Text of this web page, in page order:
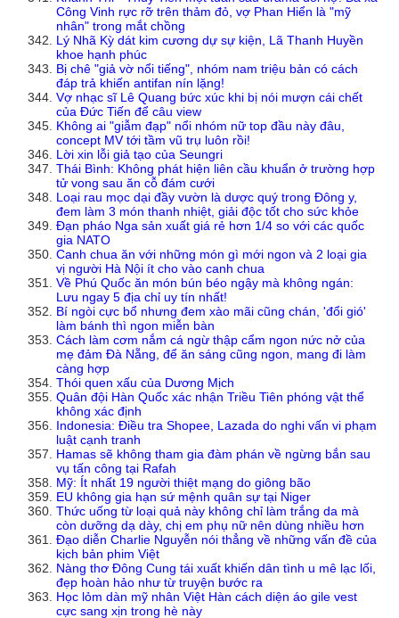
Công Vinh rực rỡ trên thảm đỏ, vợ Phan Hiển là "mỹ
nhân" trong mắt chồng
Lý Nhã Kỳ dát kim cương dự sự kiện, Lã Thanh Huyền
khoe hạnh phúc
Bị chê "giả vờ nổi tiếng", nhóm nam triệu bản có cách
đáp trả khiến antifan nín lặng!
Vợ nhạc sĩ Lê Quang bức xúc khi bị nói mượn cái chết
của Đức Tiến để câu view
Không ai "giẫm đạp" nổi nhóm nữ top đầu này đâu,
concept MV tới tầm vũ trụ luôn rồi!
Lời xin lỗi giả tạo của Seungri
Thái Bình: Không phát hiện liên cầu khuẩn ở trường hợp
tử vong sau ăn cỗ đám cưới
Loại rau mọc dại đầy vườn là dược quý trong Đông y,
đem làm 3 món thanh nhiệt, giải độc tốt cho sức khỏe
Đạn pháo Nga sản xuất giá rẻ hơn 1/4 so với các quốc
gia NATO
Canh chua ăn với những món gì mới ngon và 2 loại gia
vị người Hà Nội ít cho vào canh chua
Về Phú Quốc ăn món bún béo ngậy mà không ngán:
Lưu ngay 5 địa chỉ uy tín nhất!
Bí ngòi cực bổ nhưng đem xào mãi cũng chán, 'đổi gió'
làm bánh thì ngon miễn bàn
Cách làm cơm nắm cá ngừ thập cẩm ngon nức nở của
mẹ đảm Đà Nẵng, để ăn sáng cũng ngon, mang đi làm
càng hợp
Thói quen xấu của Dương Mịch
Quân đội Hàn Quốc xác nhận Triều Tiên phóng vật thể
không xác định
Indonesia: Điều tra Shopee, Lazada do nghi vấn vi phạm
luật cạnh tranh
Hamas sẽ không tham gia đàm phán về ngừng bắn sau
vụ tấn công tại Rafah
Mỹ: Ít nhất 19 người thiệt mạng do giông bão
EU không gia hạn sứ mệnh quân sự tại Niger
Thức uống từ loại quả này không chỉ làm trắng da mà
còn dưỡng dạ dày, chị em phụ nữ nên dùng nhiều hơn
Đạo diễn Charlie Nguyễn nói thẳng về những vấn đề của
kịch bản phim Việt
Nàng thơ Đông Cung tái xuất khiến dân tình u mê lạc lối,
đẹp hoàn hảo như từ truyện bước ra
Học lỏm dàn mỹ nhân Việt Hàn cách diện áo gile vest
cực sang xịn trong hè này